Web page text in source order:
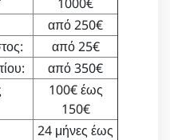
από 250€
από 25€
από 350€
100€ έως
150€
24 μήνες έως